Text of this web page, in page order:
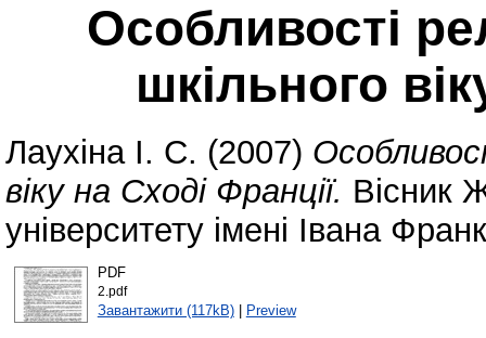
Особливості
шкільного
Лаухіна І. С. (2007)
віку на Сході Франції. Вісник
університету імені Івана
PDF
2.pdf
Завантажити (117kB)| Preview